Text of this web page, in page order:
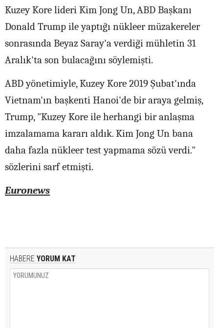
Kuzey Kore lideri Kim Jong Un, ABD Başkanı
Donald Trump ile yaptığı nükleer müzakereler
sonrasında Beyaz Saray'a verdiği mühletin 31
Aralık'ta son bulacağını söylemişti.
ABD yönetimiyle, Kuzey Kore 2019 Şubat'ında
Vietnam'ın başkenti Hanoi'de bir araya gelmiş,
Trump, "Kuzey Kore ile herhangi bir anlaşma
imzalamama kararı aldık. Kim Jong Un bana
daha fazla nükleer test yapmama sözü verdi."
sözlerini sarf etmişti.
Euronews
HABERE YORUM KAT